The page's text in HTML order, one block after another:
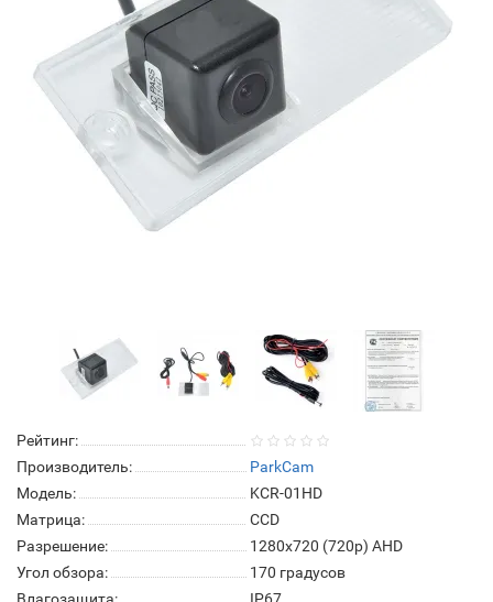
Рейтинг:
Производитель:
ParkCam
Модель:
KCR-01HD
Матрица:
СCD
Разрешение:
1280x720 (720p) AHD
Угол обзора:
170 градусов